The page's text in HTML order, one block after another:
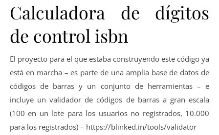
Calculadora de dígitos
de control isbn
El proyecto para el que estaba construyendo este código ya
está en marcha – es parte de una amplia base de datos de
códigos de barras y un conjunto de herramientas – e
incluye un validador de códigos de barras a gran escala
(100 en un lote para los usuarios no registrados, 10.000
para los registrados) – https://blinked.in/tools/validator